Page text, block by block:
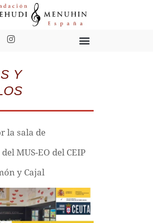
Y
la sala de
MUS-EO del CEIP
y Cajal